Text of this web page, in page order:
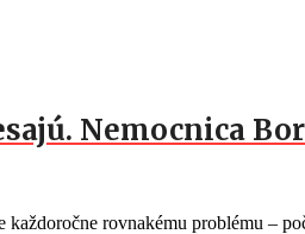
Nemocnica
každoročne rovnakému problému –